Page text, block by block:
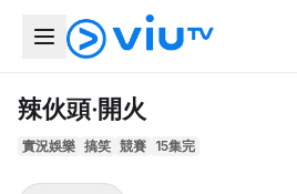
辣伙頭‧開火
實況娛樂 搞笑 競賽 15集完